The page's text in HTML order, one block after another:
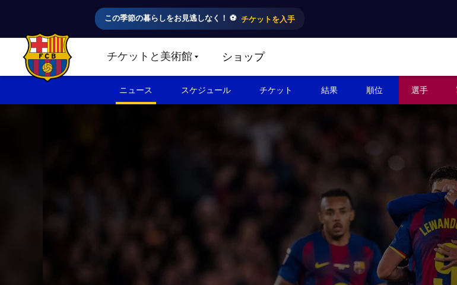
この季節の暮らしをお見逃しなく！ ⚽️ チケットを入手
FC Barcelona club badge チケットと美術館LABEL.SHARE.CARETDOWNショップ
ニュース スケジュール チケット 結果 順位 選手